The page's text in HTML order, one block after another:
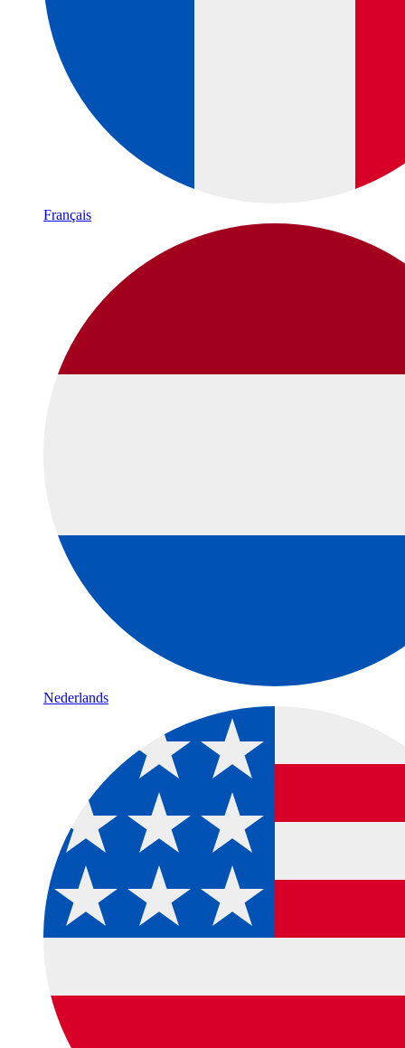
Français
Nederlands